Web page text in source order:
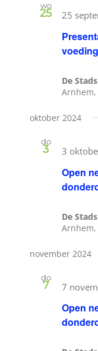
wo
25 25
De
oktober 2024
do
3
Open
3
De
november 2024
do
7
Open
7